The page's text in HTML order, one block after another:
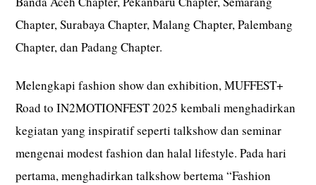
Chapter, Surabaya Chapter, Malang Chapter, Palembang
Chapter, dan Padang Chapter.
Melengkapi fashion show dan exhibition, MUFFEST+
Road to IN2MOTIONFEST 2025 kembali menghadirkan
kegiatan yang inspiratif seperti talkshow dan seminar
mengenai modest fashion dan halal lifestyle. Pada hari
pertama, menghadirkan talkshow bertema “Fashion